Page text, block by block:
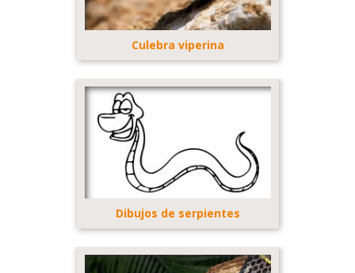
Culebra viperina
Dibujos de serpientes